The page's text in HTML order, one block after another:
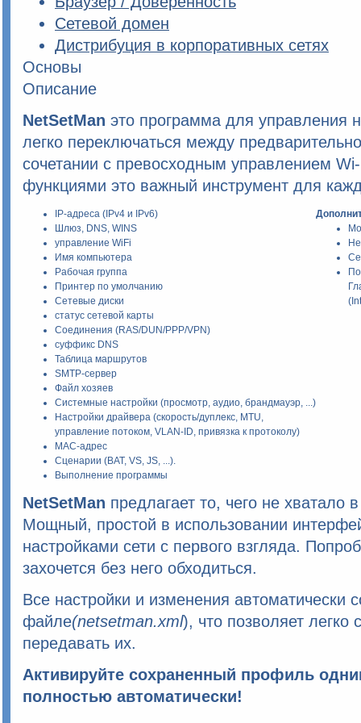
Сетевой домен
Дистрибуция в корпоративных сетях
Основы
Описание
NetSetMan это программа для управления
легко переключаться между
сочетании с превосходным управлением
функциями это важный инструмент для
IP-адреса (IPv4 и IPv6)
Шлюз, DNS, WINS
управление WiFi
Имя компьютера
Рабочая группа
Принтер по умолчанию
Сетевые диски
статус сетевой карты
Соединения (RAS/DUN/PPP/VPN)
суффикс DNS
Таблица маршрутов
SMTP-сервер
Файл хозяев
Системные настройки (просмотр, аудио, брандмауэр, ...)
Настройки драйвера (скорость/дуплекс, MTU,
управление потоком, VLAN-ID, привязка к протоколу)
MAC-адрес
Сценарии (BAT, VS, JS, ...).
Выполнение программы
NetSetMan предлагает то, чего не хватало
Мощный, простой в использовании
настройками сети с первого взгляда.
захочется без него обходиться.
Все настройки и изменения автоматически
файле(netsetman.xml), что позволяет легко
передавать их.
Активируйте сохраненный профиль
полностью автоматически!